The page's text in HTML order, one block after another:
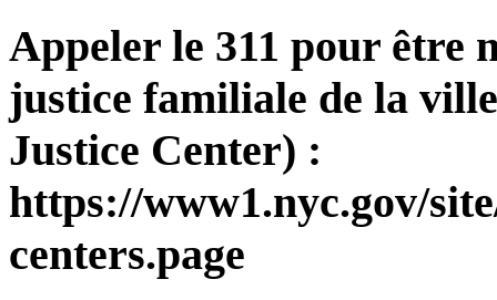
Appeler le 311 pour être
justice familiale de la
Justice Center) :
https://www1.nyc.gov/
centers.page